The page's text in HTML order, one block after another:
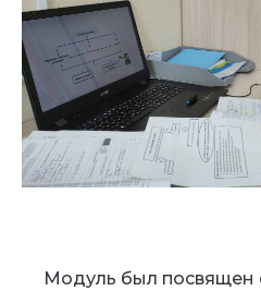
Модуль был